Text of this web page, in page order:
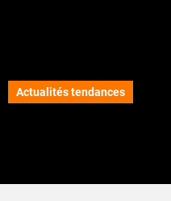
Actualités tendances